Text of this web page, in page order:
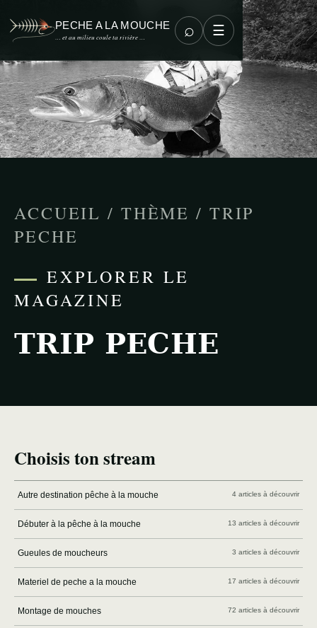
PECHE A LA MOUCHE
… et au milieu coule ta rivière … ⌕ ☰
ACCUEIL / THÈME / TRIP
PECHE
EXPLORER LE
MAGAZINE
TRIP PECHE
Choisis ton stream
Autre destination pêche à la mouche 4 articles à découvrir
Débuter à la pêche à la mouche 13 articles à découvrir
Gueules de moucheurs 3 articles à découvrir
Materiel de peche a la mouche 17 articles à découvrir
Montage de mouches 72 articles à découvrir